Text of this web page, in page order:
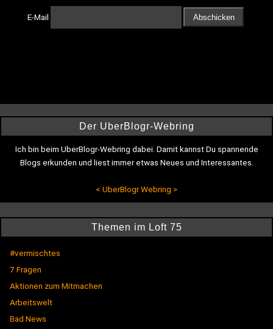
E-Mail
Der UberBlogr-Webring
Ich bin beim UberBlogr-Webring dabei. Damit kannst Du spannende
Blogs erkunden und liest immer etwas Neues und Interessantes.
< UberBlogr Webring >
Themen im Loft 75
#vermischtes
7 Fragen
Aktionen zum Mitmachen
Arbeitswelt
Bad News